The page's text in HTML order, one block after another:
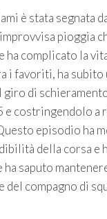
è stata segnata
pioggia
ha complicato la
i favoriti, ha subito
di
e costringendolo
episodio ha
della corsa e
saputo
del compagno di